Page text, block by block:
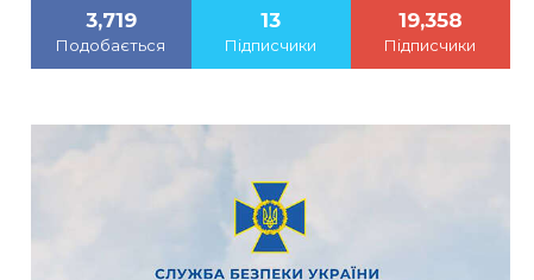
3,719
Подобається
13
Підписчики
19,358
Підписчики